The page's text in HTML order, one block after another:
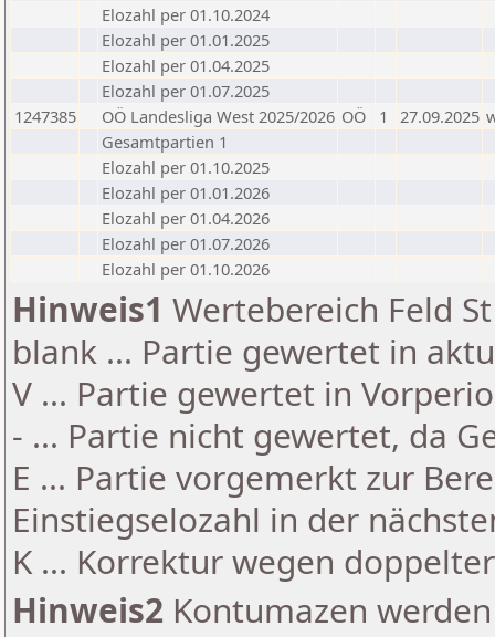
Elozahl per 01.10.2024
Elozahl per 01.01.2025
Elozahl per 01.04.2025
Elozahl per 01.07.2025
1247385
OÖ Landesliga West 2025/2026 OÖ 1 27.09.2025
Gesamtpartien 1
Elozahl per 01.10.2025
Elozahl per 01.01.2026
Elozahl per 01.04.2026
Elozahl per 01.07.2026
Elozahl per 01.10.2026
Hinweis1 Wertebereich Feld
blank ... Partie gewertet in
V ... Partie gewertet in
- ... Partie nicht gewertet, da
E ... Partie vorgemerkt zur
Einstiegselozahl in der
K ... Korrektur wegen
Hinweis2 Kontumazen